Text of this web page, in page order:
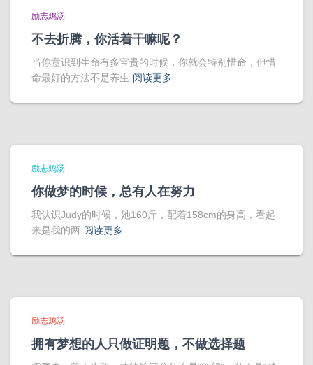
励志鸡汤
不去折腾，你活着干嘛呢？
当你意识到生命有多宝贵的时候，你就会特别惜命，但惜
命最好的方法不是养生 阅读更多
励志鸡汤
你做梦的时候，总有人在努力
我认识Judy的时候，她160斤，配着158cm的身高，看起
来是我的两 阅读更多
励志鸡汤
拥有梦想的人只做证明题，不做选择题